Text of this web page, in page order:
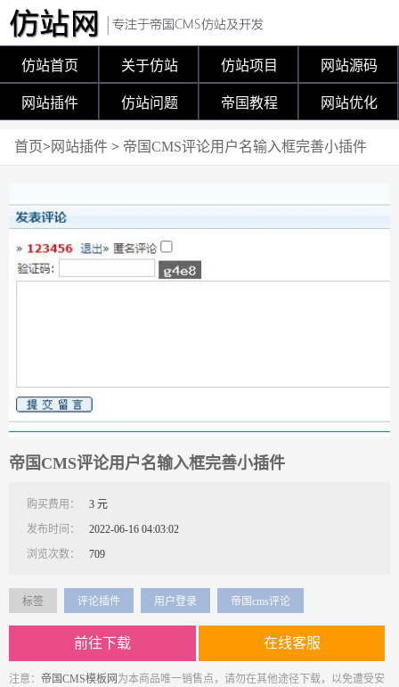
仿站首页 关于仿站 仿站项目 网站源码
网站插件 仿站问题 帝国教程 网站优化
首页>网站插件 > 帝国CMS评论用户名输入框完善小插件
帝国CMS评论用户名输入框完善小插件
购买费用：
3 元
发布时间：
2022-06-16 04:03:02
浏览次数：
709
标签 评论插件 用户登录 帝国cms评论
前往下载 在线客服
注意： 帝国CMS模板网 为本商品唯一销售点，请勿在其他途径下载，以免遭受安